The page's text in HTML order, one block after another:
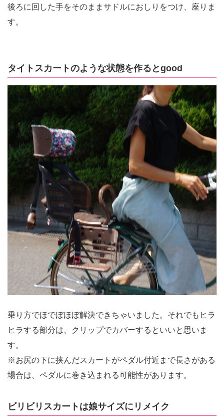
後ろに回した手をそのままサドルにおしりをつけ、座りま
す。
タイトスカートのような状態を作るとgood
乗り方でほでぼほぼ解決できちゃいました。それでもヒラ
ヒラする部分は、クリップでカバーするといいと思いま
す。
※お尻の下に挟んだスカートがペダル付近まで長さがある
場合は、ペダルに巻き込まれる可能性があります。
ビリビリスカートは娘サイズにリメイク